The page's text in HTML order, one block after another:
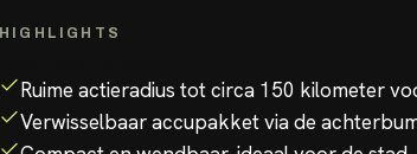
HIGHLIGHTS
Ruime actieradius tot circa 150 kilometer
Verwisselbaar accupakket via de